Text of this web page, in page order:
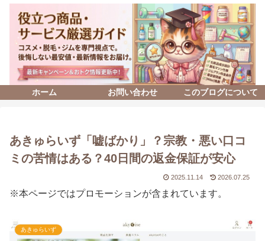
ホーム お問い合わせ このブログについて
あきゅらいず「嘘ばかり」？宗教・悪い口コ
ミの苦情はある？40日間の返金保証が安心
2025.11.14 2026.07.25
※本ページではプロモーションが含まれています。
あきゅらいず